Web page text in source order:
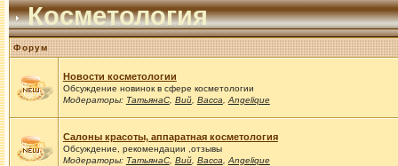
Косметология
Форум
Новости косметологии
Обсуждение новинок в сфере косметологии
Модераторы: ТатьянаС, Вий, Васса Angelique
Салоны красоты, аппаратная косметология
Обсуждение, рекомендации ,отзывы
Модераторы: ТатьянаС, Вий, Васса Angelique